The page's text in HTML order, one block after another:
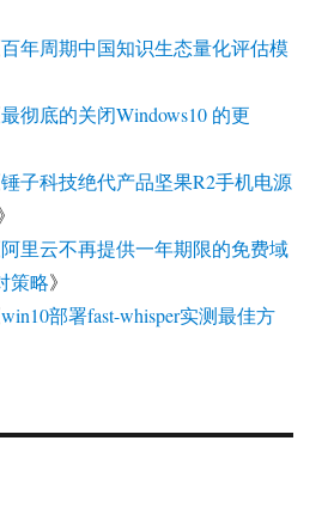
百年周期中国知识生态量化评估模
最彻底的关闭Windows10 的更
锤子科技绝代产品坚果R2手机电源
阿里云不再提供一年期限的免费域
策略》
win10部署fast-whisper实测最佳方